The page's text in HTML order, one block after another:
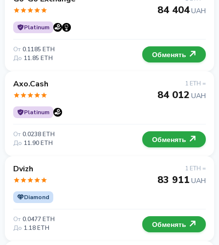
Platinum
84 404UAH
От 0.1185 ETH
До 11.85 ETH Обменять
Axo.Cash
Platinum
1 ETH =
84 012 UAH
От 0.0238 ETH
До 11.90 ETH Обменять
Dvizh
Diamond
1 ETH =
83 911 UAH
От 0.0477 ETH
До 1.18 ETH Обменять